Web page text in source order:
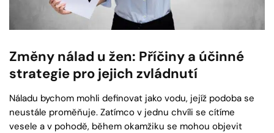
Změny nálad u žen: Příčiny a účinné
strategie pro jejich zvládnutí
Náladu bychom mohli definovat jako vodu, jejíž podoba se
neustále proměňuje. Zatímco v jednu chvíli se cítíme
vesele a v pohodě, během okamžiku se mohou objevit